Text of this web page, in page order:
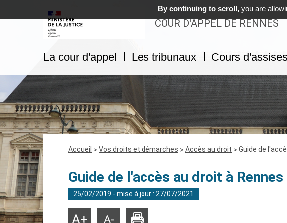
COUR D'APPEL DE RENNES
La cour d'appel Les tribunaux Cours
Fil
Accueil Vos droits et démarches Accès au droit Guide de
Guide de l'accès au droit à Rennes
25/02/2019 - mise à jour : 27/07/2021
Agrandir Réduire
By continuing to scroll, you are